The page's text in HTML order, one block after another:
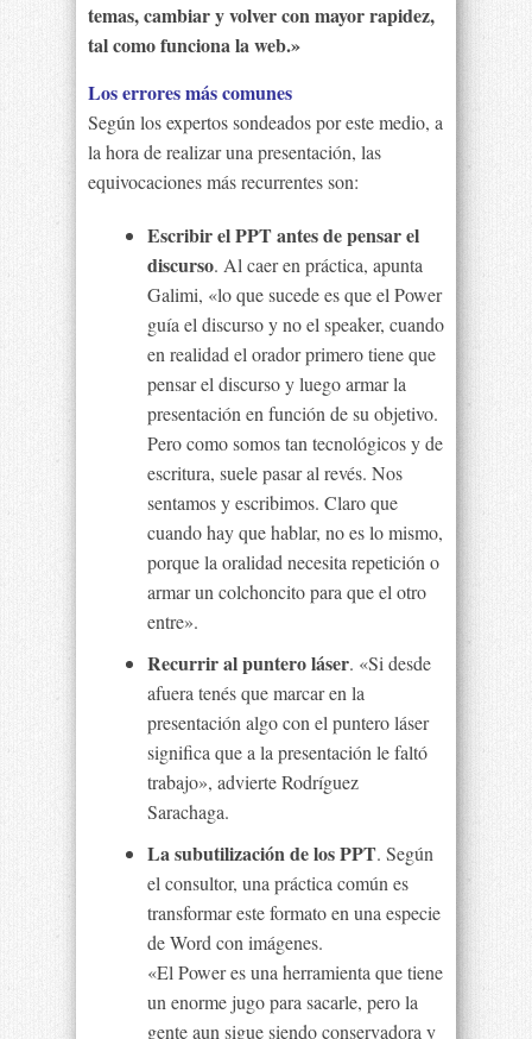
temas, cambiar y volver con mayor rapidez,
tal como funciona la web.»
Los errores más comunes
Según los expertos sondeados por este medio, a
la hora de realizar una presentación, las
equivocaciones más recurrentes son:
Escribir el PPT antes de pensar el
discurso. Al caer en práctica, apunta
Galimi, «lo que sucede es que el Power
guía el discurso y no el speaker, cuando
en realidad el orador primero tiene que
pensar el discurso y luego armar la
presentación en función de su objetivo.
Pero como somos tan tecnológicos y de
escritura, suele pasar al revés. Nos
sentamos y escribimos. Claro que
cuando hay que hablar, no es lo mismo,
porque la oralidad necesita repetición o
armar un colchoncito para que el otro
entre».
Recurrir al puntero láser. «Si desde
afuera tenés que marcar en la
presentación algo con el puntero láser
significa que a la presentación le faltó
trabajo», advierte Rodríguez
Sarachaga.
La subutilización de los PPT. Según
el consultor, una práctica común es
transformar este formato en una especie
de Word con imágenes.
«El Power es una herramienta que tiene
un enorme jugo para sacarle, pero la
gente aun sigue siendo conservadora y